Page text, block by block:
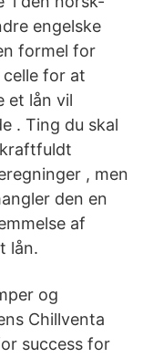
engelske
formel for
for at
et lån vil
. Ting du skal
, men
den en
af
lån.
og
Chillventa
success for